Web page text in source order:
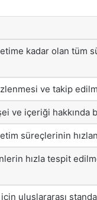
kadar olan tüm
ve takip
ve içeriği hakkında
süreçlerinin
hızla tespit
uluslararası